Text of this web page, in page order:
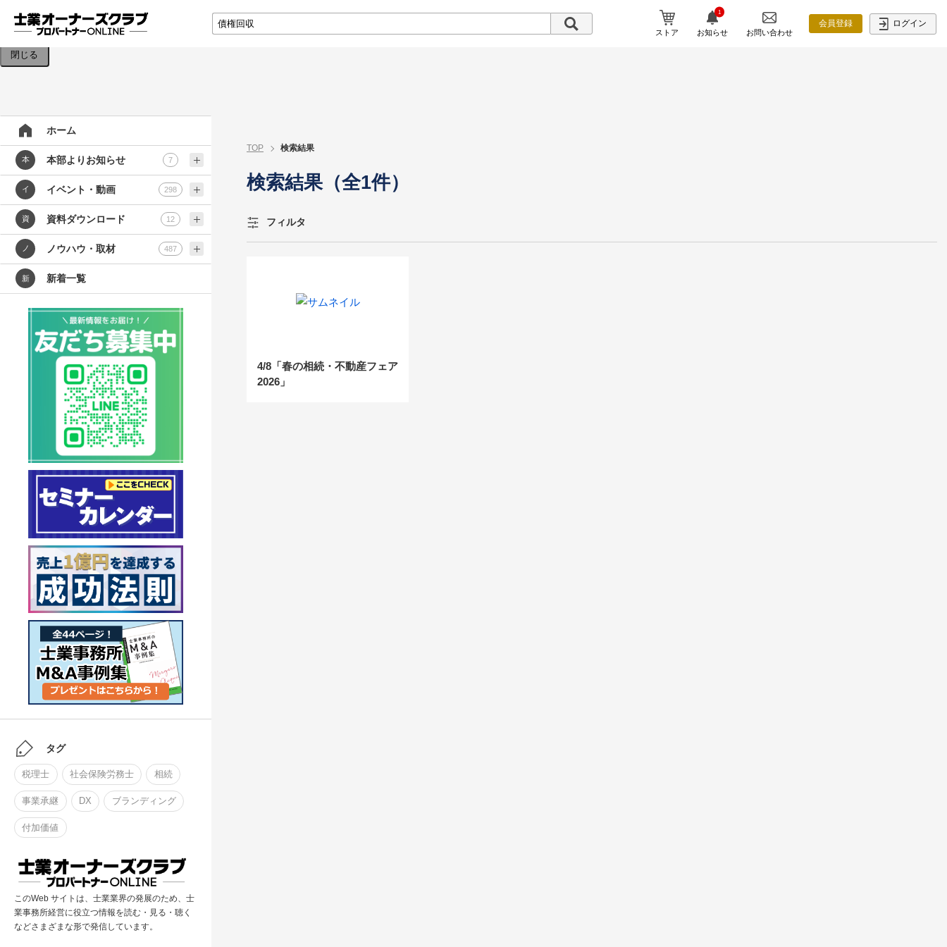
ストア
1
お知らせ お問い合わせ
会員登録 ログイン
検索条件を入力してください。
閉じる
ホーム
本 本部よりお知らせ 7
イ イベント・動画 298
資 資料ダウンロード 12
ノ ノウハウ・取材 487
新 新着一覧
タグ
税理士 社会保険労務士 相続
事業承継 DX ブランディング
付加価値
このWeb サイトは、士業業界の発展のため、士
業事務所経営に役立つ情報を読む・見る・聴く
などさまざまな形で発信しています。
TOP 検索結果
検索結果（全1件）
フィルタ
4/8「春の相続・不動産フェア
2026」